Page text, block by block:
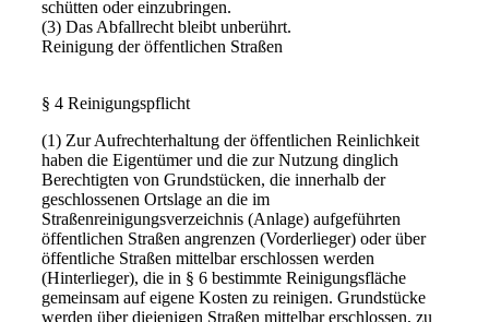
schütten oder einzubringen.
(3) Das Abfallrecht bleibt unberührt.
Reinigung der öffentlichen Straßen
§ 4 Reinigungspflicht
(1) Zur Aufrechterhaltung der öffentlichen Reinlichkeit
haben die Eigentümer und die zur Nutzung dinglich
Berechtigten von Grundstücken, die innerhalb der
geschlossenen Ortslage an die im
Straßenreinigungsverzeichnis (Anlage) aufgeführten
öffentlichen Straßen angrenzen (Vorderlieger) oder über
öffentliche Straßen mittelbar erschlossen werden
(Hinterlieger), die in § 6 bestimmte Reinigungsfläche
gemeinsam auf eigene Kosten zu reinigen. Grundstücke
werden über diejenigen Straßen mittelbar erschlossen, zu